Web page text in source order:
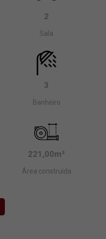
2
Sala
3
Banheiro
221,00m²
Área construída